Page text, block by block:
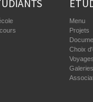
Menu
Projets
Choix